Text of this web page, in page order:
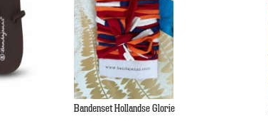
Bandenset Hollandse Glorie